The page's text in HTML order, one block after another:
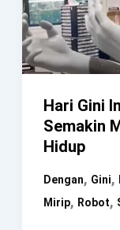
Hari Gini
Semakin
Hidup
Dengan, Gini,
Mirip, Robot,